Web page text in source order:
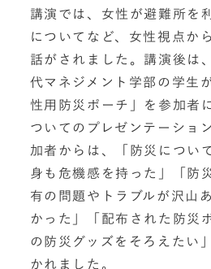
講演では、女性が避難所を
についてなど、女性視点か
話がされました。講演後は
代マネジメント学部の学⽣
性用防災ポーチ」を参加者
ついてのプレゼンテーショ
加者からは、「防災につい
身も危機感を持った」「防
有の問題やトラブルが沢山
かった」「配布された防災
の防災グッズをそろえたい
かれました。